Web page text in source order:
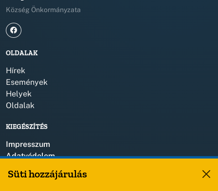
Község Önkormányzata
OLDALAK
Hírek
Események
Helyek
Oldalak
KIEGÉSZÍTÉS
Impresszum
Adatvédelem
Süti hozzájárulás